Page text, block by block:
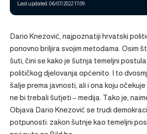
Last updated: 06/07/2022 17:09
Dario Knezović, najpoznatiji hrvatski
ponovno briljira svojim metodama. Osim
šuti, čini se kako je šutnja temeljni
političkog djelovanja općenito. I to
šalje prema javnosti, ali i ona koju očekuje
ne bi trebali šutjeti – medija. Tako je,
Objava Dario Knezović se trudi
potpunosti: zakon šutnje kao temeljni